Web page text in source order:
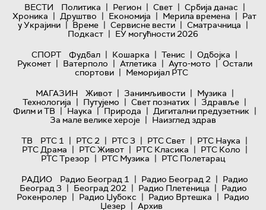
ВЕСТИ Политика | Регион | Свет | Србија данас |
Хроника | Друштво | Економија | Мерила времена | Рат
у Украјини | Време | Сервисне вести | Сматрачница |
Подкаст | ЕУ могућности 2026
СПОРТ
Фудбал | Кошарка | Тенис | Одбојка |
Рукомет | Ватерполо | Атлетика | Ауто-мото | Остали
спортови | Меморијал РТС
МАГАЗИН
Живот | Занимљивости | Музика |
Технологијa | Путујемо | Свет познатих | Здравље |
Филм и ТВ | Наука | Природа | Дигитални предузетник |
За мале велике хероје | Наизглед здрав
ТВ
РТС 1 | РТС 2 | РТС 3 | РТС Свет | РТС Наука |
РТС Драма | РТС Живот | РТС Класика | РТС Коло |
РТС Трезор | РТС Музика | РТС Полетарац
РАДИО
Радио Београд 1 | Радио Београд 2 | Радио
Београд 3 | Београд 202 | Радио Плетеница | Радио
Рокенролер | Радио Џубокс | Радио Вртешка | Радио
Џезер | Архив